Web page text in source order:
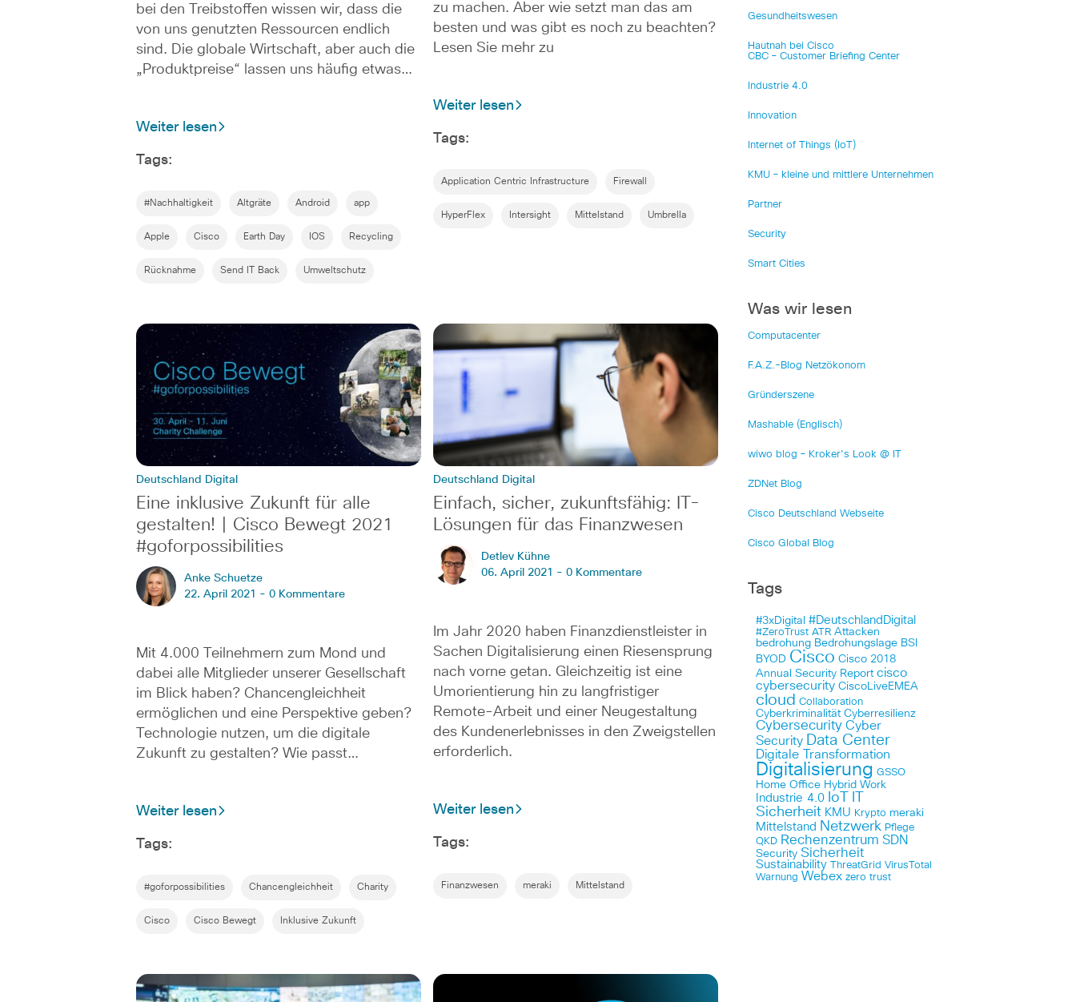
bei den Treibstoffen wissen wir, dass die
von uns genutzten Ressourcen endlich
sind. Die globale Wirtschaft, aber auch die
„Produktpreise“ lassen uns häufig etwas…
Weiter lesen
Tags:
#Nachhaltigkeit Altgräte Android app
Apple Cisco Earth Day IOS Recycling
Rücknahme Send IT Back Umweltschutz
zu machen. Aber wie setzt man das am
besten und was gibt es noch zu beachten?
Lesen Sie mehr zu
Weiter lesen
Tags:
Application Centric Infrastructure Firewall
HyperFlex Intersight Mittelstand Umbrella
Deutschland Digital
Eine inklusive Zukunft für alle
gestalten! | Cisco Bewegt 2021
#goforpossibilities
Anke Schuetze
22. April 2021 - 0 Kommentare
Mit 4.000 Teilnehmern zum Mond und
dabei alle Mitglieder unserer Gesellschaft
im Blick haben? Chancengleichheit
ermöglichen und eine Perspektive geben?
Technologie nutzen, um die digitale
Zukunft zu gestalten? Wie passt…
Weiter lesen
Tags:
#goforpossibilities Chancengleichheit Charity
Cisco Cisco Bewegt Inklusive Zukunft
Deutschland Digital
Einfach, sicher, zukunftsfähig: IT-
Lösungen für das Finanzwesen
Detlev Kühne
06. April 2021 - 0 Kommentare
Im Jahr 2020 haben Finanzdienstleister in
Sachen Digitalisierung einen Riesensprung
nach vorne getan. Gleichzeitig ist eine
Umorientierung hin zu langfristiger
Remote-Arbeit und einer Neugestaltung
des Kundenerlebnisses in den Zweigstellen
erforderlich.
Weiter lesen
Tags:
Finanzwesen meraki Mittelstand
Gesundheitswesen
Hautnah bei Cisco
CBC – Customer Briefing Center
Industrie 4.0
Innovation
Internet of Things (IoT)
KMU – kleine und mittlere Unternehmen
Partner
Security
Smart Cities
Was wir lesen
Computacenter
F.A.Z.-Blog Netzökonom
Gründerszene
Mashable (Englisch)
wiwo blog – Kroker's Look @ IT
ZDNet Blog
Cisco Deutschland Webseite
Cisco Global Blog
Tags
#3xDigital #DeutschlandDigital
#ZeroTrust ATR Attacken
bedrohung Bedrohungslage BSI
BYOD Cisco Cisco 2018
Annual Security Report cisco
cybersecurity CiscoLiveEMEA
cloud Collaboration
Cyberkriminalität Cyberresilienz
Cybersecurity Cyber
Security Data Center
Digitale Transformation
Digitalisierung GSSO
Home Office Hybrid Work
Industrie 4.0 IoT
Sicherheit KMU Krypto meraki
Mittelstand Netzwerk Pflege
QKD Rechenzentrum SDN
Security Sicherheit
Sustainability ThreatGrid VirusTotal
Warnung Webex zero trust